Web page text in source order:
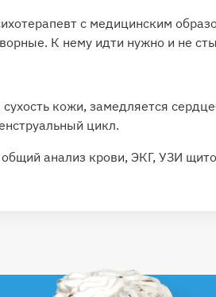
с медицинским
К нему идти нужно и не
кожи, замедляется
цикл.
анализ крови, ЭКГ, УЗИ